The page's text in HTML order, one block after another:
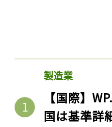
製造業
【国際】
国は基準詳